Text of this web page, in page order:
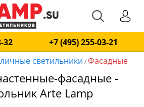
32
+7 (495) 255-03-21
светильники /Фасадные
фасадные -
Arte Lamp